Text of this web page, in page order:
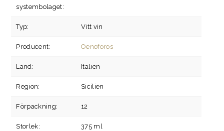
systembolaget:
Typ: Vitt vin
Producent: Oenoforos
Land: Italien
Region: Sicilien
Förpackning: 12
Storlek: 375 ml